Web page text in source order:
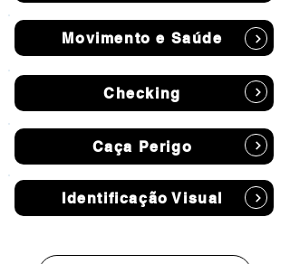
Movimento e Saúde
Checking
Caça Perigo
Identificação Visual